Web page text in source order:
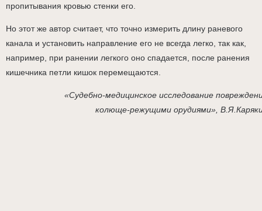
пропитывания кровью стенки его.
Но этот же автор считает, что точно измерить длину раневого
канала и установить направление его не всегда легко, так как,
например, при ранении легкого оно спадается, после ранения
кишечника петли кишок перемещаются.
«Судебно-медицинское исследование
колюще-режущими орудиями»,